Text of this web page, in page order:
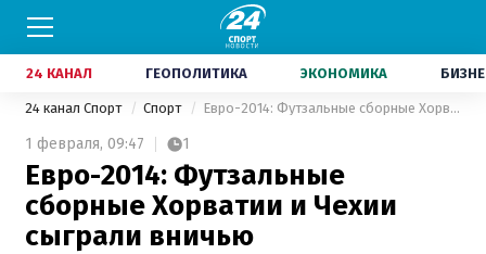
24 КАНАЛ ГЕОПОЛИТИКА ЭКОНОМИКА
24 канал Спорт Спорт Евро-2014: Футзальные сборные Хорватии и Чехии сыграли вничью
1 февраля, 09:47 1
Евро-2014: Футзальные
сборные Хорватии и Чехии
сыграли вничью